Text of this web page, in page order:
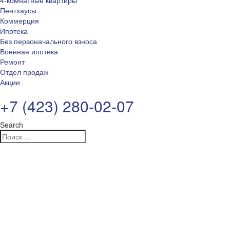
Пентхаусы
Коммерция
Ипотека
Без первоначального взноса
Военная ипотека
Ремонт
Отдел продаж
Акции
+7 (423) 280-02-07
Search